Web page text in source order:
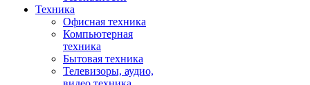
Техника
Офисная техника
Компьютерная
техника
Бытовая техника
Телевизоры, аудио,